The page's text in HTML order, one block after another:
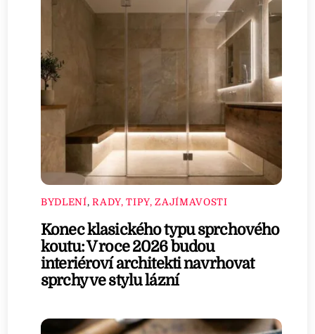
BYDLENÍ,RADY, TIPY, ZAJÍMAVOSTI
Konec klasického typu sprchového
koutu: V roce 2026 budou
interiéroví architekti navrhovat
sprchy ve stylu lázní